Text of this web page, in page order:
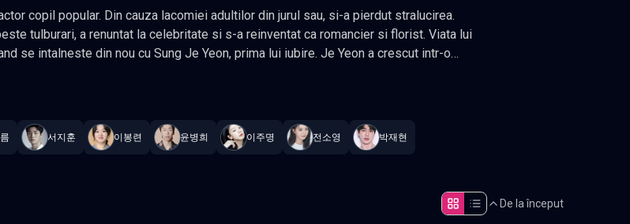
popular. Din cauza lacomiei adultilor din jurul sau, si-a pierdut stralucirea.
ca romancier si florist. Viata lui
se intalneste din nou cu Sung Je Yeon, prima lui iubire. Je Yeon a crescut intr-o
personale. Gen Drama, Romantic Actori: Song Joong-ki, Chun Woo-hee, Lee Joo-
서지훈 이봉련 윤병희 이주명 전소영 박재현
De la început